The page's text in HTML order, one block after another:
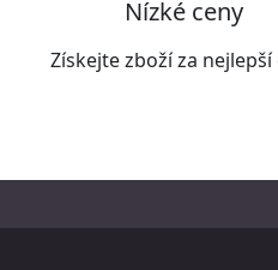
Nízké ceny
Získejte zboží za nejlepší